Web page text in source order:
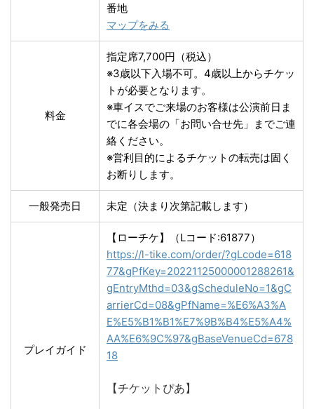
番地
マップをみる
料金
指定席7,700円（税込）
※3歳以下入場不可。4歳以上からチケッ
トが必要となります。
※車イスでご来場のお客様は公演前日ま
でに各会場の「お問い合せ先」までご連
絡ください。
※営利目的によるチケットの転売は固く
お断りします。
一般発売日 未定（決まり次第記載します）
プレイガイド
【ローチケ】（Lコード:61877）
https://l-tike.com/order/?gLcode=618
77&gPfKey=20221125000001288261&
gEntryMthd=03&gScheduleNo=1&gC
arrierCd=08&gPfName=%E6%A3%A
E%E5%B1%B1%E7%9B%B4%E5%A4%
AA%E6%9C%97&gBaseVenueCd=678
18
【チケットぴあ】